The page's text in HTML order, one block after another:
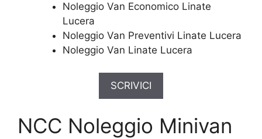
Noleggio Van Economico Linate
Lucera
Noleggio Van Preventivi Linate Lucera
Noleggio Van Linate Lucera
SCRIVICI
NCC Noleggio Minivan